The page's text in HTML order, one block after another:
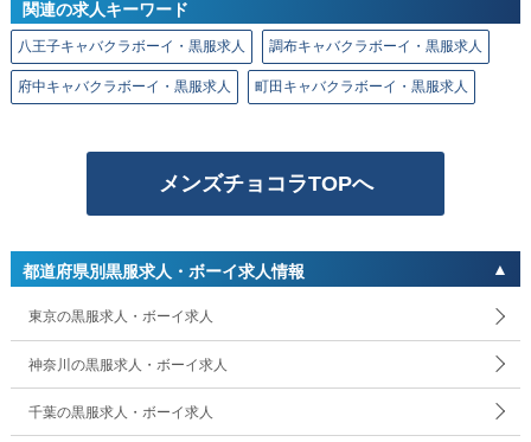
関連の求人キーワード
八王子キャバクラボーイ・黒服求人 調布キャバクラボーイ・黒服求人
府中キャバクラボーイ・黒服求人 町田キャバクラボーイ・黒服求人
メンズチョコラTOPへ
都道府県別黒服求人・ボーイ求人情報
東京の黒服求人・ボーイ求人
神奈川の黒服求人・ボーイ求人
千葉の黒服求人・ボーイ求人